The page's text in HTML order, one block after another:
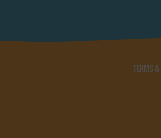
TERMS